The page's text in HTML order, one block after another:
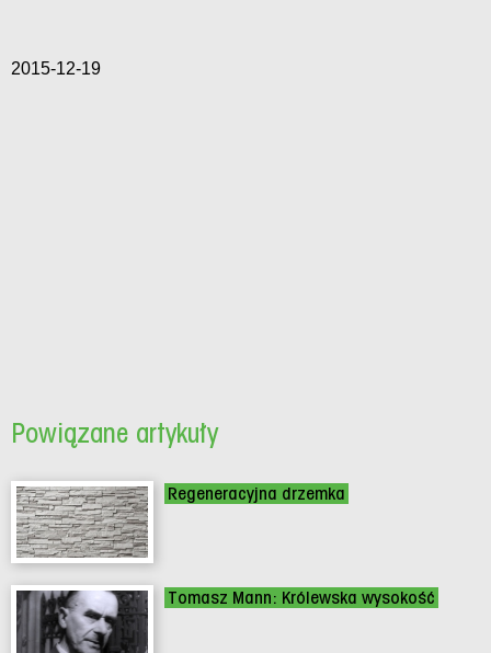
2015-12-19
Powiązane artykuły
Regeneracyjna drzemka
Tomasz Mann: Królewska wysokość